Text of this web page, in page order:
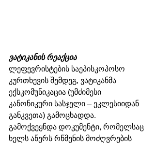
ვატიკანის რეაქცია
ლეფევრისტების საეპისკოპოსო
კურთხევის შემდეგ, ვატიკანმა
ექსკომუნიკაცია (უმძიმესი
კანონიკური სასჯელი – ეკლესიიდან
განკვეთა) გამოცხადდა.
გამოქვეყნდა დოკუმენტი, რომელსაც
ხელს აწერს რწმენის მოძღვრების